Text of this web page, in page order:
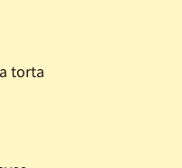
torta